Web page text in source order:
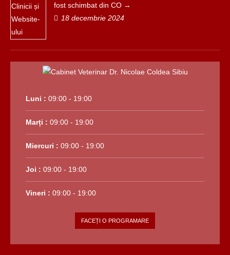
fost schimbat din CO
18 decembrie 2024
Luni : 09:00 - 19:00
Marți : 09:00 - 19:00
Miercuri : 09:00 - 19:00
Joi : 09:00 - 19:00
Vineri : 09:00 - 19:00
FACEȚI O PROGRAMARE